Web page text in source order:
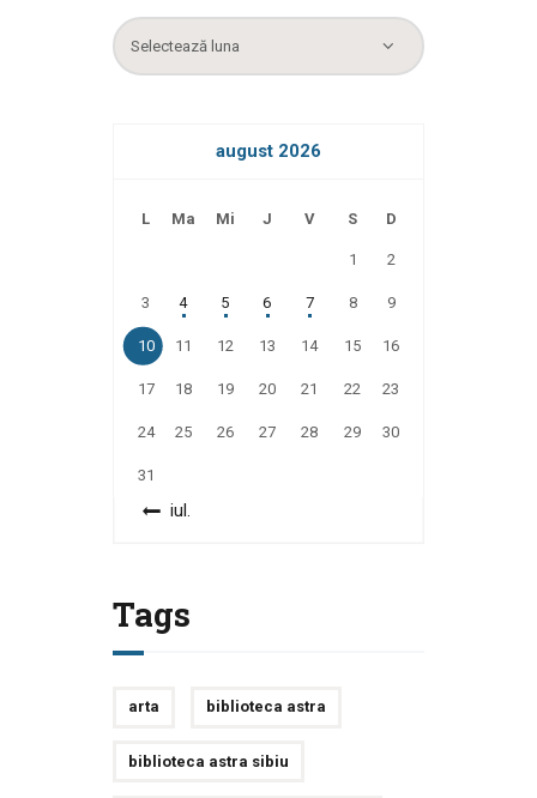
Arhiva
august 2026
L Ma Mi J V S D
1 2
3 4 5 6 7 8 9
10 11 12 13 14 15 16
17 18 19 20 21 22 23
24 25 26 27 28 29 30
31
« iul.
Tags
arta biblioteca astra
biblioteca astra sibiu